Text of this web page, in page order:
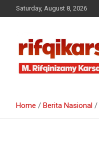
Saturday, August 8, 2026
Home Berita Nasional